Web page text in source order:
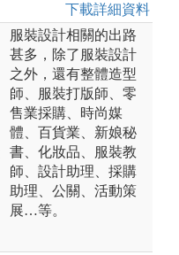
下載詳細資料
服裝設計相關的出路
甚多，除了服裝設計
之外，還有整體造型
師、服裝打版師、零
售業採購、時尚媒
體、百貨業、新娘秘
書、化妝品、服裝教
師、設計助理、採購
助理、公關、活動策
展…等。